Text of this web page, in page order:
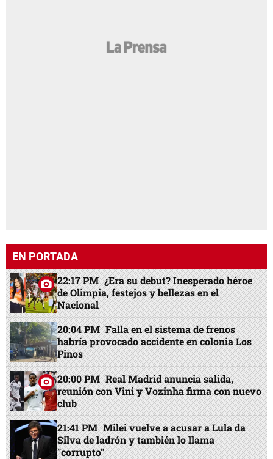
EN PORTADA
22:17 PM ¿Era su debut? Inesperado héroe
de Olimpia, festejos y bellezas en el
Nacional
20:04 PM Falla en el sistema de frenos
habría provocado accidente en colonia Los
Pinos
20:00 PM Real Madrid anuncia salida,
reunión con Vini y Vozinha firma con nuevo
club
21:41 PM Milei vuelve a acusar a Lula da
Silva de ladrón y también lo llama
"corrupto"